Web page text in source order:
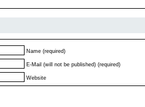
Name (required)
E-Mail (will not be published) (required)
Website